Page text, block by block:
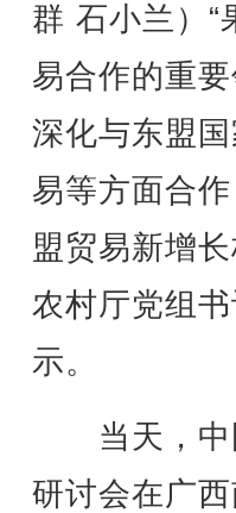
群 石小兰）“
易合作的重
深化与东盟
易等方面合
盟贸易新增
农村厅党组
示。
当天，中
研讨会在广